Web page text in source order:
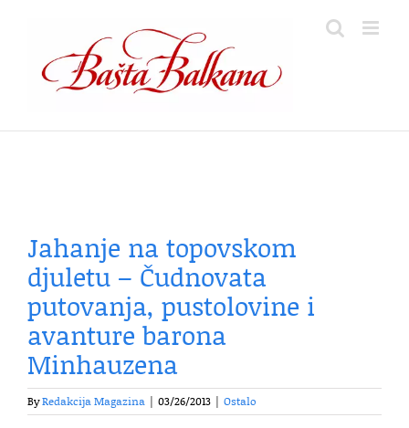
content
Jahanje na topovskom
djuletu – Čudnovata
putovanja, pustolovine i
avanture barona
Minhauzena
ByRedakcija Magazina 03/26/2013 Ostalo